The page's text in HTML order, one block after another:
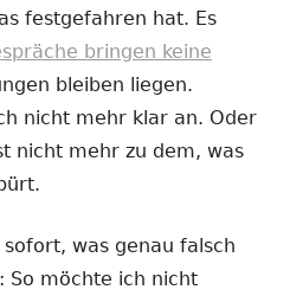
festgefahren hat. Es
bringen keine
bleiben liegen.
nicht mehr klar an. Oder
nicht mehr zu dem, was
was genau falsch
So möchte ich nicht